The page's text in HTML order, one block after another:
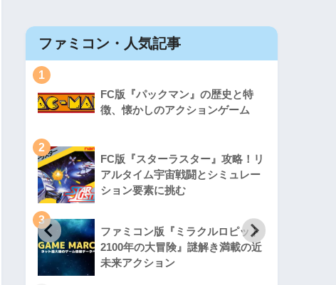
ファミコン・人気記事
1
FC版『パックマン』の歴史と特
徴、懐かしのアクションゲーム
2
FC版『スターラスター』攻略！リ
アルタイム宇宙戦闘とシミュレー
ション要素に挑む
3
ファミコン版『ミラクルロピット
2100年の大冒険』謎解き満載の近
未来アクション